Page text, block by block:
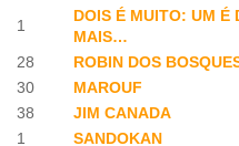
1
DOIS É MUITO: UM É
MAIS…
28
ROBIN DOS
30
MAROUF
38
JIM CANADA
1
SANDOKAN